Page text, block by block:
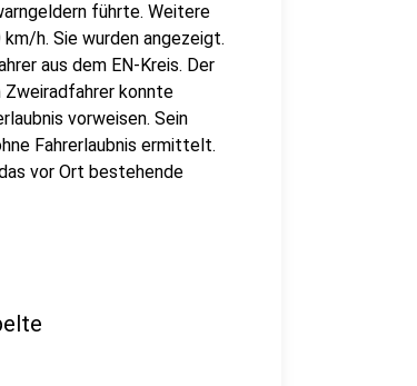
führte. Weitere
h. Sie wurden angezeigt.
aus dem EN-Kreis. Der
Zweiradfahrer konnte
vorweisen. Sein
Fahrerlaubnis ermittelt.
vor Ort bestehende